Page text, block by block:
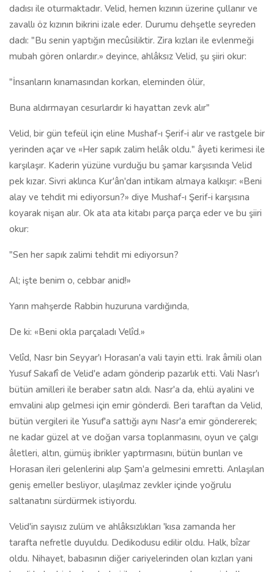
dadısı ile oturmaktadır. Velid, hemen kızının üzerine çullanır ve
zavallı öz kızının bikrini izale eder. Durumu dehşetle seyreden
dadı: "Bu senin yaptığın mecûsiliktir. Zira kızları ile evlenmeği
mubah gören onlardır.» deyince, ahlâksız Velid, şu şiiri okur:
"İnsanların kınamasından korkan, eleminden ölür,
Buna aldırmayan cesurlardır ki hayattan zevk alır"
Velid, bir gün tefeül için eline Mushaf-ı Şerif-i alır ve rastgele bir
yerinden açar ve «Her sapık zalim helâk oldu." âyeti kerimesi ile
karşılaşır. Kaderin yüzüne vurduğu bu şamar karşısında Velid
pek kızar. Sivri aklınca Kur'ân'dan intikam almaya kalkışır: «Beni
alay ve tehdit mi ediyorsun?» diye Mushaf-ı Şerif-i karşısına
koyarak nişan alır. Ok ata ata kitabı parça parça eder ve bu şiiri
okur:
"Sen her sapık zalimi tehdit mi ediyorsun?
Al; işte benim o, cebbar anid!»
Yarın mahşerde Rabbin huzuruna vardığında,
De ki: «Beni okla parçaladı Velîd.»
Velîd, Nasr bin Seyyar'ı Horasan'a vali tayin etti. Irak âmili olan
Yusuf Sakafî de Velid'e adam gönderip pazarlık etti. Vali Nasr'ı
bütün amilleri ile beraber satın aldı. Nasr'a da, ehlü ayalini ve
emvalini alıp gelmesi için emir gönderdi. Beri taraftan da Velid,
bütün vergileri ile Yusuf'a sattığı aynı Nasr'a emir göndererek;
ne kadar güzel at ve doğan varsa toplanmasını, oyun ve çalgı
âletleri, altın, gümüş ibrikler yaptırmasını, bütün bunları ve
Horasan ileri gelenlerini alıp Şam'a gelmesini emretti. Anlaşılan
geniş emeller besliyor, ulaşılmaz zevkler içinde yoğrulu
saltanatını sürdürmek istiyordu.
Velid'in sayısız zulüm ve ahlâksızlıkları 'kısa zamanda her
tarafta nefretle duyuldu. Dedikodusu edilir oldu. Halk, bîzar
oldu. Nihayet, babasının diğer cariyelerinden olan kızları yani